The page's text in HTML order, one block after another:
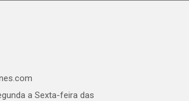
a Sexta-feira das